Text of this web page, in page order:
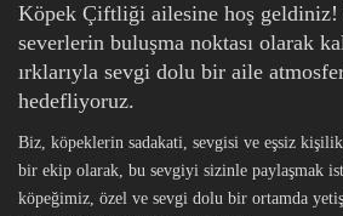
Köpek Çiftliği ailesine hoş
severlerin buluşma noktası olarak
ırklarıyla sevgi dolu bir aile
hedefliyoruz.
Biz, köpeklerin sadakati, sevgisi ve eşsiz
bir ekip olarak, bu sevgiyi sizinle paylaşmak
köpeğimiz, özel ve sevgi dolu bir ortamda